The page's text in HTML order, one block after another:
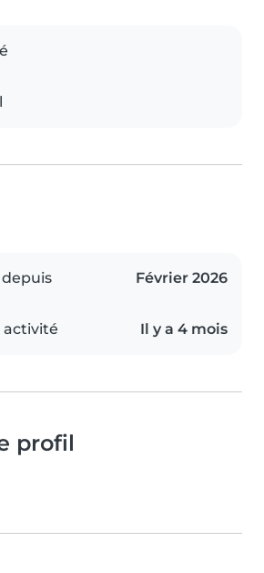
Février 2026
activité Il y a 4 mois
profil